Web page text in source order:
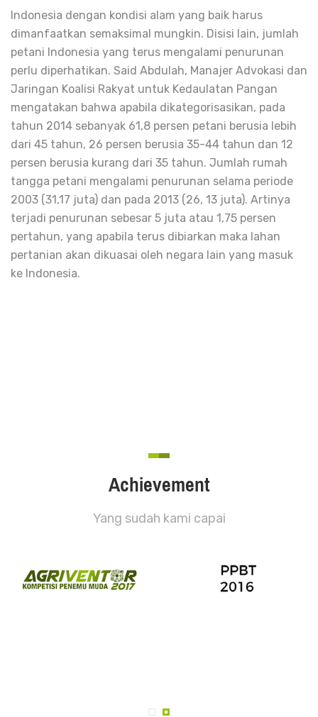
Indonesia dengan kondisi alam yang baik harus
dimanfaatkan semaksimal mungkin. Disisi lain, jumlah
petani Indonesia yang terus mengalami penurunan
perlu diperhatikan. Said Abdulah, Manajer Advokasi dan
Jaringan Koalisi Rakyat untuk Kedaulatan Pangan
mengatakan bahwa apabila dikategorisasikan, pada
tahun 2014 sebanyak 61,8 persen petani berusia lebih
dari 45 tahun, 26 persen berusia 35-44 tahun dan 12
persen berusia kurang dari 35 tahun. Jumlah rumah
tangga petani mengalami penurunan selama periode
2003 (31,17 juta) dan pada 2013 (26, 13 juta). Artinya
terjadi penurunan sebesar 5 juta atau 1,75 persen
pertahun, yang apabila terus dibiarkan maka lahan
pertanian akan dikuasai oleh negara lain yang masuk
ke Indonesia.
Achievement
Yang sudah kami capai